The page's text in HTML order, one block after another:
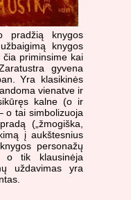
pradžią knygos
knygos
priminsime kai
gyvena
Yra klasikinės
vienatve ir
kalne (o ir
o tai simbolizuoja
(„žmogiška,
į aukštesnius
personažų
o tik klausinėja
uždavimas yra